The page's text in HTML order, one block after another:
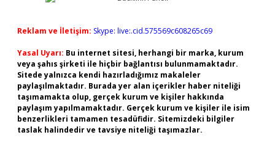
Reklam ve İletişim: Skype: live:.cid.575569c608265c69
Yasal Uyarı: Bu internet sitesi, herhangi bir marka, kurum
veya şahıs şirketi ile hiçbir bağlantısı bulunmamaktadır.
Sitede yalnızca kendi hazırladığımız makaleler
paylaşılmaktadır. Burada yer alan içerikler haber niteliği
taşımamakta olup, gerçek kurum ve kişiler hakkında
paylaşım yapılmamaktadır. Gerçek kurum ve kişiler ile isim
benzerlikleri tamamen tesadüfidir. Sitemizdeki bilgiler
taslak halindedir ve tavsiye niteliği taşımazlar.